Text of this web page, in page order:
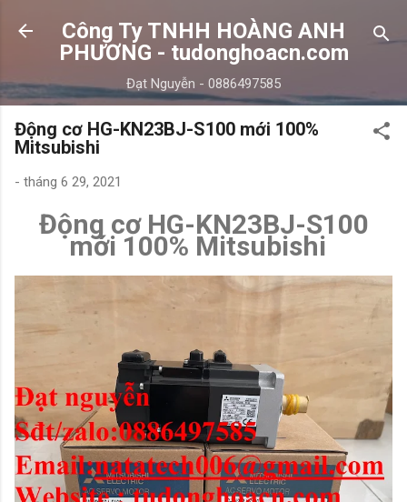
Chuyển đến nội dung chính
Công Ty TNHH HOÀNG ANH
PHƯƠNG - tudonghoacn.com
Đạt Nguyễn - 0886497585
Động cơ HG-KN23BJ-S100 mới 100%
Mitsubishi
- tháng 6 29, 2021
Động cơ HG-KN23BJ-S100
mới 100% Mitsubishi